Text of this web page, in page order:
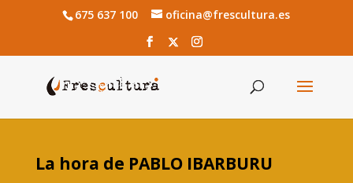
675 637 100 oficina@frescultura.es
La hora de PABLO IBARBURU